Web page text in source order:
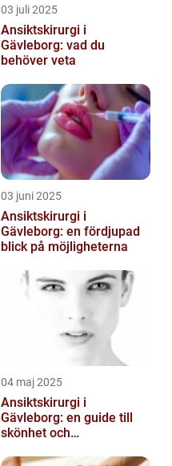
03 juli 2025
Ansiktskirurgi i
Gävleborg: vad du
behöver veta
03 juni 2025
Ansiktskirurgi i
Gävleborg: en fördjupad
blick på möjligheterna
04 maj 2025
Ansiktskirurgi i
Gävleborg: en guide till
skönhet och